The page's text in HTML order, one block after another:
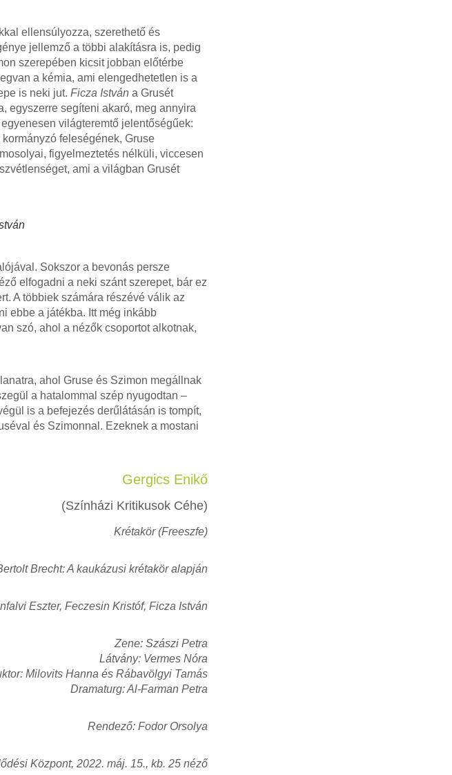
ellensúlyozza, szerethető és
jellemző a többi alakításra is, pedig
szerepében kicsit jobban előtérbe
a kémia, ami elengedhetetlen is a
is neki jut. Ficza István a Grusét
egyszerre segíteni akaró, meg annyira
világteremtő jelentőségűek:
feleségének, Gruse
figyelmeztetés nélküli, viccesen
ami a világban Grusét
Sokszor a bevonás persze
elfogadni a neki szánt szerepet, bár ez
A többiek számára részévé válik az
ebbe a játékba. Itt még inkább
szó, ahol a nézők csoportot alkotnak,
ahol Gruse és Szimon megállnak
a hatalommal szép nyugodtan –
is a befejezés derűlátásán is tompít,
és Szimonnal. Ezeknek a mostani
Gergics Enikő
(Színházi Kritikusok Céhe)
Krétakör (Freeszfe)
Brecht: A kaukázusi krétakör alapján
Eszter, Feczesin Kristóf, Ficza István
Zene: Szászi Petra
Látvány: Vermes Nóra
Milovits Hanna és Rábavölgyi Tamás
Dramaturg: Al-Farman Petra
Rendező: Fodor Orsolya
Központ, 2022. máj. 15., kb. 25 néző